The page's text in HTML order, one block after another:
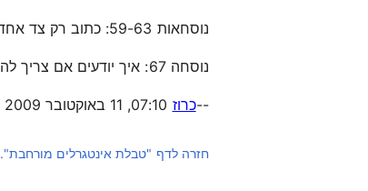
נוסחאות 59-63: כתוב רק צד אחד של המשוואה, חוצ מ-61 שבו הנוסחה אינה שלמה
נוסחה 67: איך יודעים אם צריך להשתמש במקרה הראשון או השני?
--כרוז
חזרה לדף "טבלת אינטגרלים מורחבת".